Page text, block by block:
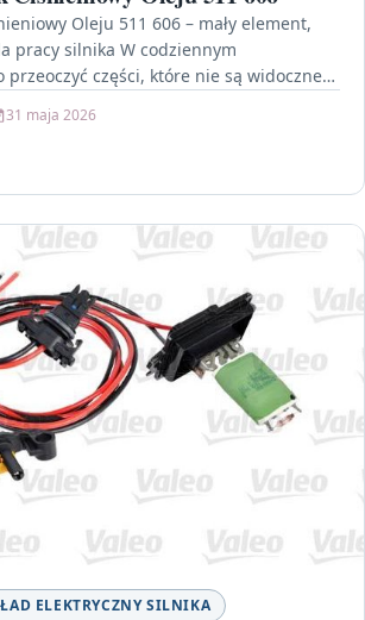
Oleju 511 606 – mały element,
pracy silnika W codziennym
przeoczyć części, które nie są widoczne…
31 maja 2026
ELEKTRYCZNY SILNIKA